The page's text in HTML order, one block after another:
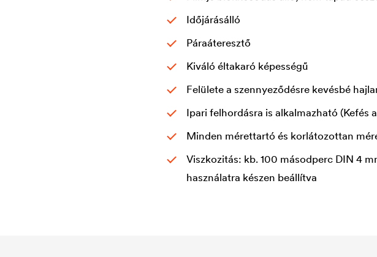
Időjárásálló
Páraáteresztő
Kiváló éltakaró képességű
Felülete a szennyeződésre kevésbé
Ipari felhordásra is alkalmazható
Minden mérettartó és korlátozottan
Viszkozitás: kb. 100 másodperc DIN 4
használatra készen beállítva